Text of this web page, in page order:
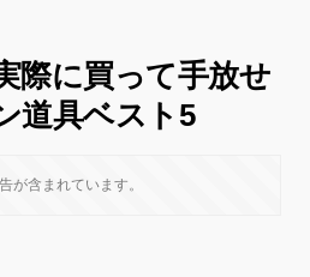
際に買って手放せ
道具ベスト5
が含まれています。